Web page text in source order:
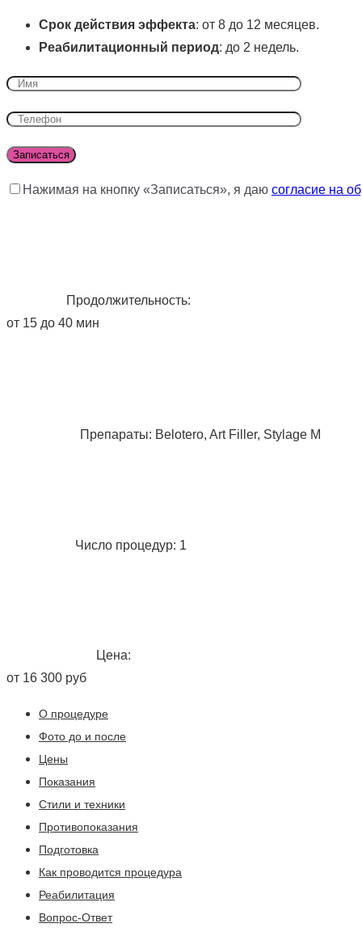
Срок действия эффекта: от 8 до 12 месяцев.
Реабилитационный период: до 2 недель.
Нажимая на кнопку «Записаться», я даю согласие на
Продолжительность:
от 15 до 40 мин
Препараты: Belotero, Art Filler, Stylage M
Число процедур: 1
Цена:
от 16 300 руб
О процедуре
Фото до и после
Цены
Показания
Стили и техники
Противопоказания
Подготовка
Как проводится процедура
Реабилитация
Вопрос-Ответ